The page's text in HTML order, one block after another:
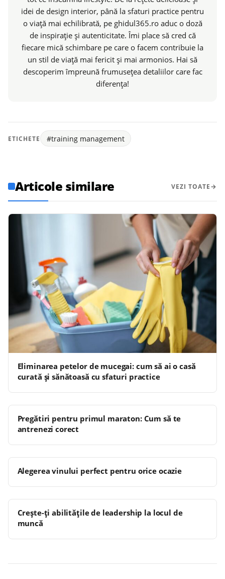
idei de design interior, până la sfaturi practice pentru
o viață mai echilibrată, pe ghidul365.ro aduc o doză
de inspirație și autenticitate. Îmi place să cred că
fiecare mică schimbare pe care o facem contribuie la
un stil de viață mai fericit și mai armonios. Hai să
descoperim împreună frumusețea detaliilor care fac
diferența!
ETICHETE #training management
Articole similare VEZI TOATE
Eliminarea petelor de mucegai: cum să ai o casă
curată și sănătoasă cu sfaturi practice
Pregătiri pentru primul maraton: Cum să te
antrenezi corect
Alegerea vinului perfect pentru orice ocazie
Crește-ți abilitățile de leadership la locul de
muncă